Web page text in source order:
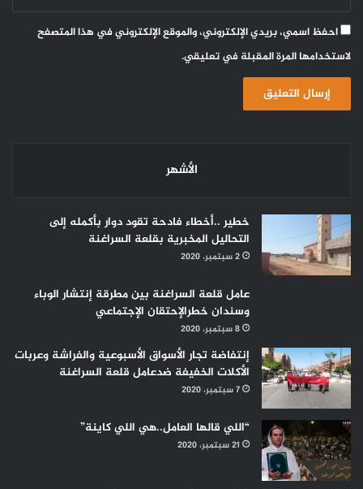
احفظ اسمي، بريدي الإلكتروني، والموقع الإلكتروني في هذا المتصفح
لاستخدامها المرة المقبلة في تعليقي.
الأشهر
خطير ..أخطاء فادحة تقود دوار بأكمله إلى
التحاليل المخبرية بقلعة السراغنة
2 سبتمبر، 2020
عامل قلعة السراغنة بين مطرقة إنتشار الوباء
وسندان خطرالإحتقان الإجتماعي
8 سبتمبر، 2020
إنتفاضة تجار الأسواق الأسبوعية والفراشة وعربات
الأكلات الخفيفة ضدعامل قلعة السراغنة
7 سبتمبر، 2020
“اللي قالها العامل..هي اللي كاينة”
21 سبتمبر، 2020